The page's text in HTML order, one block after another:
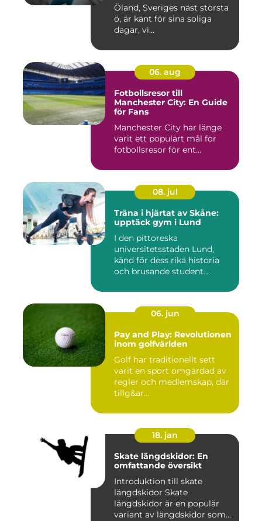
Öland, Sveriges näst största
ö, är känt för sina soliga
dagar, vi...
06. aug
Fotbollsresor till
Manchester City: En Guide
för Fans
Manchester City har länge
varit ett populärt mål för
fotbollsresor för ent...
08. jul
Träna i hjärtat av Skåne:
upptäck gym i Lund
I den pittoreska
universitetsstaden Lund,
känd för dess rika historia
och brusande student...
06. jun
Pay and Play: Revolutionen
inom golfvärlden
Golf har traditionellt sett
varit en sport omgärdad av
regler och medlemskap, där
tillg&ar...
18. jan
Skate längdskidor: En
omfattande översikt
Introduktion till skate
längdskidor Skate
längdskidor är en populär
variant av längdskidor som